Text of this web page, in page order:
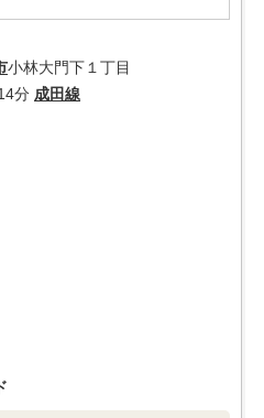
小林大門下１丁目
分 成田線